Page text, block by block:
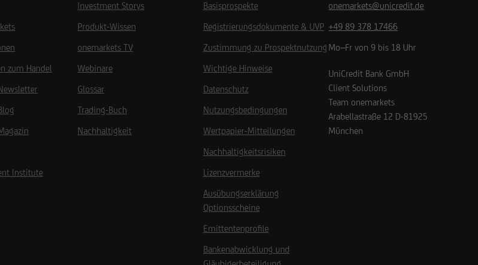
zum Handel
Institute
Investment Storys
Produkt-Wissen
onemarkets TV
Webinare
Glossar
Trading-Buch
Nachhaltigkeit
Basisprospekte
Registrierungsdokumente & UVP
Zustimmung zu Prospektnutzung
Wichtige Hinweise
Datenschutz
Nutzungsbedingungen
Wertpapier-Mitteilungen
Nachhaltigkeitsrisiken
Lizenzvermerke
Ausübungserklärung
Optionsscheine
Emittentenprofile
Bankenabwicklung und
onemarkets@unicredit.de
+49 89 378 17466
Mo–Fr von 9 bis 18 Uhr
UniCredit Bank GmbH
Client Solutions
Team onemarkets
Arabellastraße 12 D-81925
München